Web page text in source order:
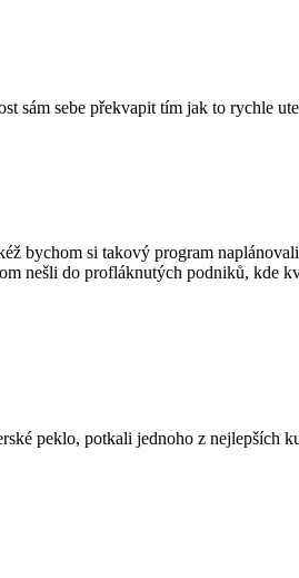
sám sebe překvapit tím jak to rychle
bychom si takový program
nešli do profláknutých podniků, kde
peklo, potkali jednoho z nejlepších